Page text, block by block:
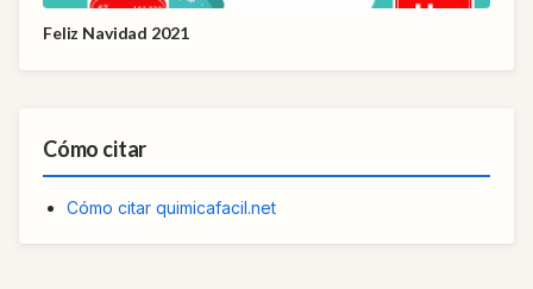
Feliz Navidad 2021
Cómo citar
Cómo citar quimicafacil.net